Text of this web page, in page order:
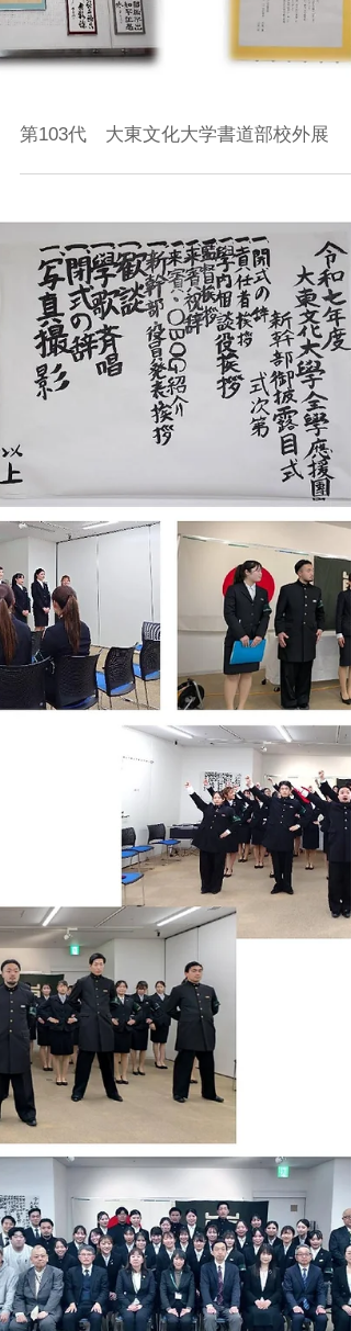
第103代 大東文化大学書道部校外展